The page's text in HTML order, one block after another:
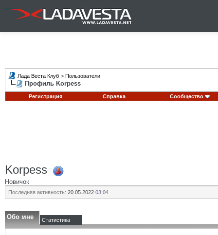
Лада Веста Клуб > Пользователи
Профиль Korpess
Регистрация Справка Сообщество
Korpess
Новичок
Последняя активность: 20.05.2022 03:04
Обо мне Статистика